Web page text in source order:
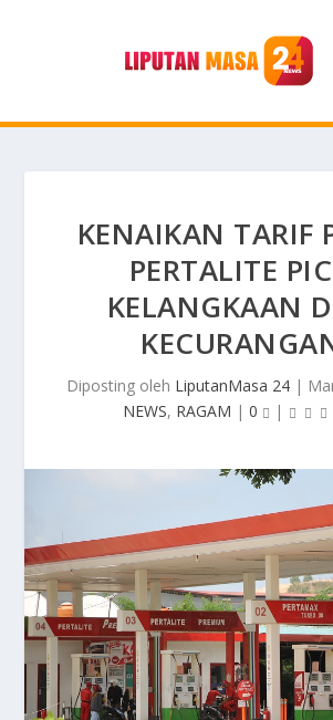
KENAIKAN TARIF
PERTALITE
KELANGKAAN
Diposting oleh LiputanMasa 24 |
NEWS, RAGAM | 0 |